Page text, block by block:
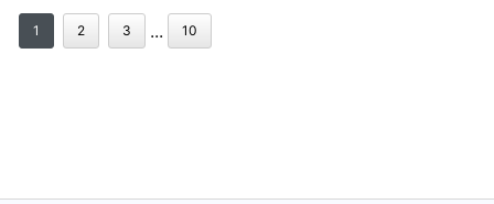
1 2 3 ... 10